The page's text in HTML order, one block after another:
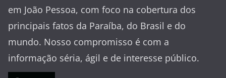
em João Pessoa, com foco na cobertura dos
principais fatos da Paraíba, do Brasil e do
mundo. Nosso compromisso é com a
informação séria, ágil e de interesse público.